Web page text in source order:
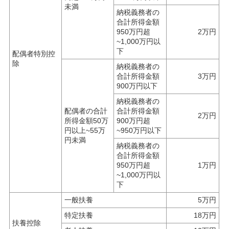
配偶者特別控
除
未満
納税義務者の
合計所得金額
950万円超
~1,000万円以
下
2万円
配偶者の合計
所得金額50万
円以上~55万
円未満
納税義務者の
合計所得金額
900万円以下
3万円
納税義務者の
合計所得金額
900万円超
~950万円以下
2万円
納税義務者の
合計所得金額
950万円超
~1,000万円以
下
1万円
扶養控除
一般扶養
5万円
特定扶養
18万円